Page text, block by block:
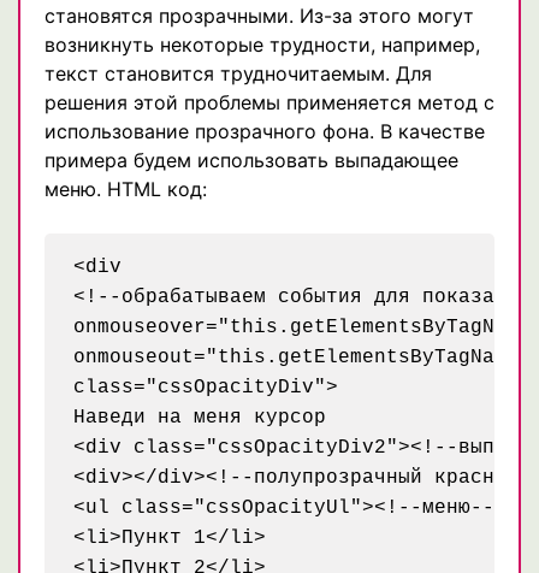
становятся прозрачными. Из-за этого могут
возникнуть некоторые трудности, например,
текст становится трудночитаемым. Для
решения этой проблемы применяется метод с
использование прозрачного фона. В качестве
примера будем использовать выпадающее
меню. HTML код:
<div
<!--обрабатываем события для показа/
class="cssOpacityDiv">
Наведи на меня курсор
<div class="cssOpacityDiv2"><!--
<div></div><!--полупрозрачный красный
<ul class="cssOpacityUl"><!--меню-->
<li>Пункт 1</li>
<li>Пункт 2</li>